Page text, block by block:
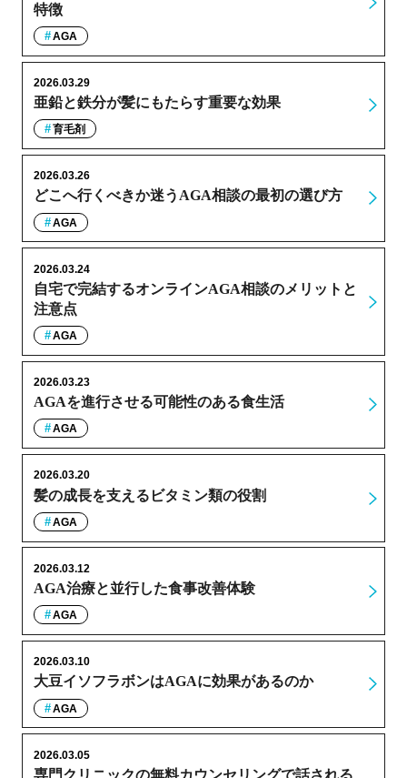
特徴
AGA
亜鉛と鉄分が髪にもたらす重要な効果
2026.03.29
育毛剤
どこへ行くべきか迷うAGA相談の最初の選び方
2026.03.26
AGA
自宅で完結するオンラインAGA相談のメリットと
注意点
2026.03.24
AGA
AGAを進行させる可能性のある食生活
2026.03.23
AGA
髪の成長を支えるビタミン類の役割
2026.03.20
AGA
AGA治療と並行した食事改善体験
2026.03.12
AGA
大豆イソフラボンはAGAに効果があるのか
2026.03.10
AGA
専門クリニックの無料カウンセリングで話される
2026.03.05